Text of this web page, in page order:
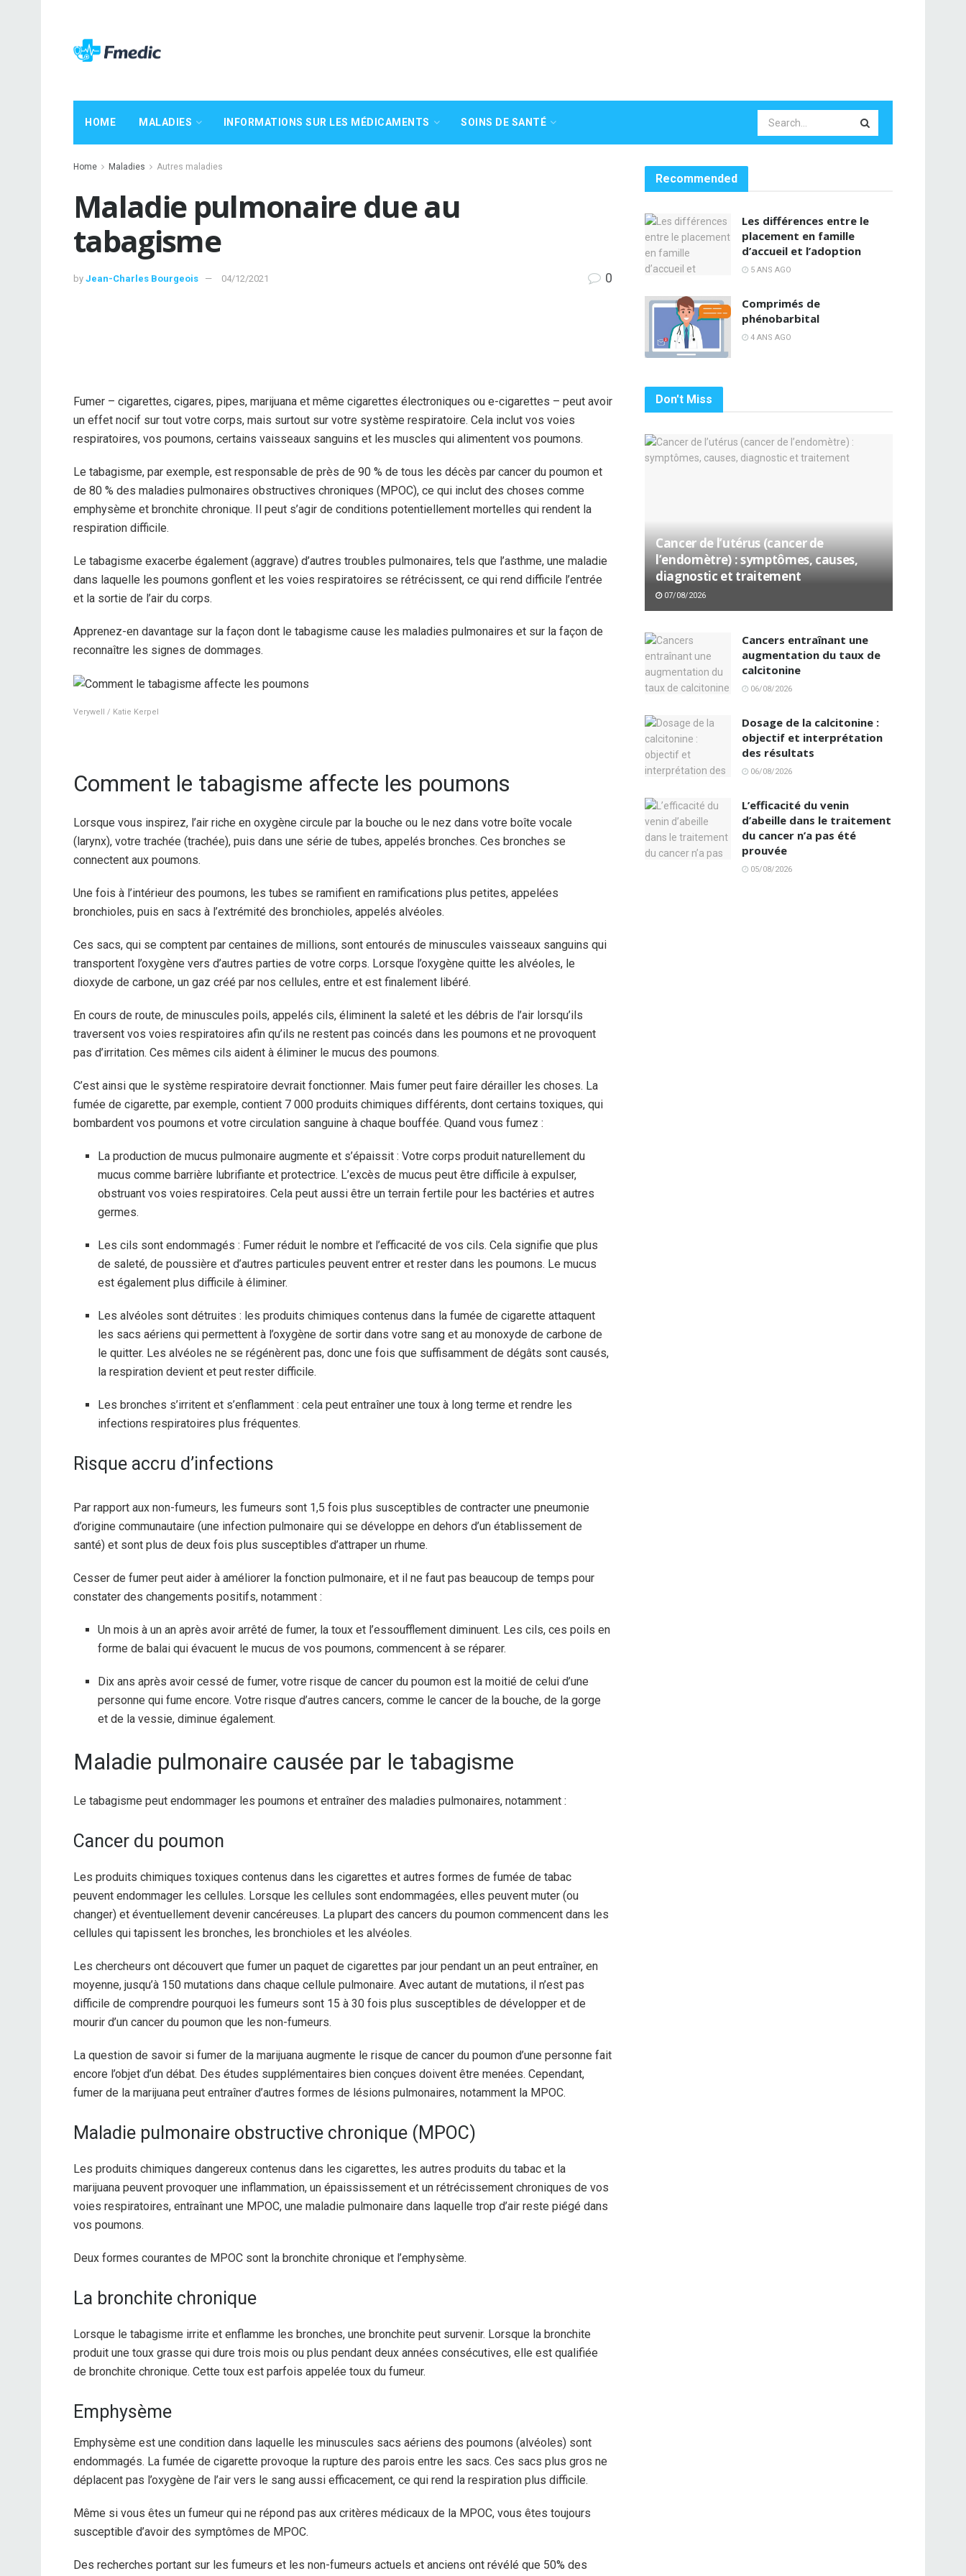
HOME MALADIES INFORMATIONS SUR LES MÉDICAMENTS SOINS DE SANTÉ
Home Maladies Autres maladies
Maladie pulmonaire due au
tabagisme
by Jean-Charles Bourgeois 04/12/2021 0
Fumer – cigarettes, cigares, pipes, marijuana et même cigarettes électroniques ou e-cigarettes – peut avoir
un effet nocif sur tout votre corps, mais surtout sur votre système respiratoire. Cela inclut vos voies
respiratoires, vos poumons, certains vaisseaux sanguins et les muscles qui alimentent vos poumons.
Le tabagisme, par exemple, est responsable de près de 90 % de tous les décès par cancer du poumon et
de 80 % des maladies pulmonaires obstructives chroniques (MPOC), ce qui inclut des choses comme
emphysème et bronchite chronique. Il peut s’agir de conditions potentiellement mortelles qui rendent la
respiration difficile.
Le tabagisme exacerbe également (aggrave) d’autres troubles pulmonaires, tels que l’asthme, une maladie
dans laquelle les poumons gonflent et les voies respiratoires se rétrécissent, ce qui rend difficile l’entrée
et la sortie de l’air du corps.
Apprenez-en davantage sur la façon dont le tabagisme cause les maladies pulmonaires et sur la façon de
reconnaître les signes de dommages.
Verywell / Katie Kerpel
Comment le tabagisme affecte les poumons
Lorsque vous inspirez, l’air riche en oxygène circule par la bouche ou le nez dans votre boîte vocale
(larynx), votre trachée (trachée), puis dans une série de tubes, appelés bronches. Ces bronches se
connectent aux poumons.
Une fois à l’intérieur des poumons, les tubes se ramifient en ramifications plus petites, appelées
bronchioles, puis en sacs à l’extrémité des bronchioles, appelés alvéoles.
Ces sacs, qui se comptent par centaines de millions, sont entourés de minuscules vaisseaux sanguins qui
transportent l’oxygène vers d’autres parties de votre corps. Lorsque l’oxygène quitte les alvéoles, le
dioxyde de carbone, un gaz créé par nos cellules, entre et est finalement libéré.
En cours de route, de minuscules poils, appelés cils, éliminent la saleté et les débris de l’air lorsqu’ils
traversent vos voies respiratoires afin qu’ils ne restent pas coincés dans les poumons et ne provoquent
pas d’irritation. Ces mêmes cils aident à éliminer le mucus des poumons.
C’est ainsi que le système respiratoire devrait fonctionner. Mais fumer peut faire dérailler les choses. La
fumée de cigarette, par exemple, contient 7 000 produits chimiques différents, dont certains toxiques, qui
bombardent vos poumons et votre circulation sanguine à chaque bouffée. Quand vous fumez :
La production de mucus pulmonaire augmente et s’épaissit : Votre corps produit naturellement du
mucus comme barrière lubrifiante et protectrice. L’excès de mucus peut être difficile à expulser,
obstruant vos voies respiratoires. Cela peut aussi être un terrain fertile pour les bactéries et autres
germes.
Les cils sont endommagés : Fumer réduit le nombre et l’efficacité de vos cils. Cela signifie que plus
de saleté, de poussière et d’autres particules peuvent entrer et rester dans les poumons. Le mucus
est également plus difficile à éliminer.
Les alvéoles sont détruites : les produits chimiques contenus dans la fumée de cigarette attaquent
les sacs aériens qui permettent à l’oxygène de sortir dans votre sang et au monoxyde de carbone de
le quitter. Les alvéoles ne se régénèrent pas, donc une fois que suffisamment de dégâts sont causés,
la respiration devient et peut rester difficile.
Les bronches s’irritent et s’enflamment : cela peut entraîner une toux à long terme et rendre les
infections respiratoires plus fréquentes.
Risque accru d’infections
Par rapport aux non-fumeurs, les fumeurs sont 1,5 fois plus susceptibles de contracter une pneumonie
d’origine communautaire (une infection pulmonaire qui se développe en dehors d’un établissement de
santé) et sont plus de deux fois plus susceptibles d’attraper un rhume.
Cesser de fumer peut aider à améliorer la fonction pulmonaire, et il ne faut pas beaucoup de temps pour
constater des changements positifs, notamment :
Un mois à un an après avoir arrêté de fumer, la toux et l’essoufflement diminuent. Les cils, ces poils en
forme de balai qui évacuent le mucus de vos poumons, commencent à se réparer.
Dix ans après avoir cessé de fumer, votre risque de cancer du poumon est la moitié de celui d’une
personne qui fume encore. Votre risque d’autres cancers, comme le cancer de la bouche, de la gorge
et de la vessie, diminue également.
Maladie pulmonaire causée par le tabagisme
Le tabagisme peut endommager les poumons et entraîner des maladies pulmonaires, notamment :
Cancer du poumon
Les produits chimiques toxiques contenus dans les cigarettes et autres formes de fumée de tabac
peuvent endommager les cellules. Lorsque les cellules sont endommagées, elles peuvent muter (ou
changer) et éventuellement devenir cancéreuses. La plupart des cancers du poumon commencent dans les
cellules qui tapissent les bronches, les bronchioles et les alvéoles.
Les chercheurs ont découvert que fumer un paquet de cigarettes par jour pendant un an peut entraîner, en
moyenne, jusqu’à 150 mutations dans chaque cellule pulmonaire. Avec autant de mutations, il n’est pas
difficile de comprendre pourquoi les fumeurs sont 15 à 30 fois plus susceptibles de développer et de
mourir d’un cancer du poumon que les non-fumeurs.
La question de savoir si fumer de la marijuana augmente le risque de cancer du poumon d’une personne fait
encore l’objet d’un débat. Des études supplémentaires bien conçues doivent être menées. Cependant,
fumer de la marijuana peut entraîner d’autres formes de lésions pulmonaires, notamment la MPOC.
Maladie pulmonaire obstructive chronique (MPOC)
Les produits chimiques dangereux contenus dans les cigarettes, les autres produits du tabac et la
marijuana peuvent provoquer une inflammation, un épaississement et un rétrécissement chroniques de vos
voies respiratoires, entraînant une MPOC, une maladie pulmonaire dans laquelle trop d’air reste piégé dans
vos poumons.
Deux formes courantes de MPOC sont la bronchite chronique et l’emphysème.
La bronchite chronique
Lorsque le tabagisme irrite et enflamme les bronches, une bronchite peut survenir. Lorsque la bronchite
produit une toux grasse qui dure trois mois ou plus pendant deux années consécutives, elle est qualifiée
de bronchite chronique. Cette toux est parfois appelée toux du fumeur.
Emphysème
Emphysème est une condition dans laquelle les minuscules sacs aériens des poumons (alvéoles) sont
endommagés. La fumée de cigarette provoque la rupture des parois entre les sacs. Ces sacs plus gros ne
déplacent pas l’oxygène de l’air vers le sang aussi efficacement, ce qui rend la respiration plus difficile.
Même si vous êtes un fumeur qui ne répond pas aux critères médicaux de la MPOC, vous êtes toujours
susceptible d’avoir des symptômes de MPOC.
Des recherches portant sur les fumeurs et les non-fumeurs actuels et anciens ont révélé que 50% des
Recommended
Les différences entre le
placement en famille
d’accueil et l’adoption
5 ANS AGO
Comprimés de
phénobarbital
4 ANS AGO
Don't Miss
Cancer de l’utérus (cancer de
l’endomètre) : symptômes, causes,
diagnostic et traitement
07/08/2026
Cancers entraînant une
augmentation du taux de
calcitonine
06/08/2026
Dosage de la calcitonine :
objectif et interprétation
des résultats
06/08/2026
L’efficacité du venin
d’abeille dans le traitement
du cancer n’a pas été
prouvée
05/08/2026